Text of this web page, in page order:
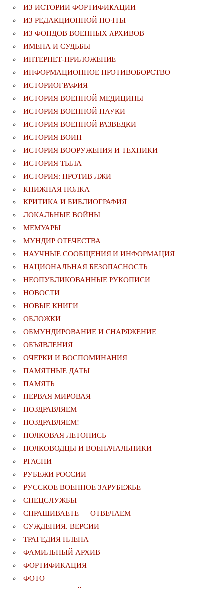
ИЗ ИСТОРИИ ФОРТИФИКАЦИИ
ИЗ РЕДАКЦИОННОЙ ПОЧТЫ
ИЗ ФОНДОВ ВОЕННЫХ АРХИВОВ
ИМЕНА И СУДЬБЫ
ИНТЕРНЕТ-ПРИЛОЖЕНИЕ
ИНФОРМАЦИОННОЕ ПРОТИВОБОРСТВО
ИСТОРИОГРАФИЯ
ИСТОРИЯ ВОЕННОЙ МЕДИЦИНЫ
ИСТОРИЯ ВОЕННОЙ НАУКИ
ИСТОРИЯ ВОЕННОЙ РАЗВЕДКИ
ИСТОРИЯ ВОИН
ИСТОРИЯ ВООРУЖЕНИЯ И ТЕХНИКИ
ИСТОРИЯ ТЫЛА
ИСТОРИЯ: ПРОТИВ ЛЖИ
КНИЖНАЯ ПОЛКА
КРИТИКА И БИБЛИОГРАФИЯ
ЛОКАЛЬНЫЕ ВОЙНЫ
МЕМУАРЫ
МУНДИР ОТЕЧЕСТВА
НАУЧНЫЕ СООБЩЕНИЯ И ИНФОРМАЦИЯ
НАЦИОНАЛЬНАЯ БЕЗОПАСНОСТЬ
НЕОПУБЛИКОВАННЫЕ РУКОПИСИ
НОВОСТИ
НОВЫЕ КНИГИ
ОБЛОЖКИ
ОБМУНДИРОВАНИЕ И СНАРЯЖЕНИЕ
ОБЪЯВЛЕНИЯ
ОЧЕРКИ И ВОСПОМИНАНИЯ
ПАМЯТНЫЕ ДАТЫ
ПАМЯТЬ
ПЕРВАЯ МИРОВАЯ
ПОЗДРАВЛЯЕМ
ПОЗДРАВЛЯЕМ!
ПОЛКОВАЯ ЛЕТОПИСЬ
ПОЛКОВОДЦЫ И ВОЕНАЧАЛЬНИКИ
РГАСПИ
РУБЕЖИ РОССИИ
РУССКОЕ ВОЕННОЕ ЗАРУБЕЖЬЕ
СПЕЦСЛУЖБЫ
СПРАШИВАЕТЕ — ОТВЕЧАЕМ
СУЖДЕНИЯ. ВЕРСИИ
ТРАГЕДИЯ ПЛЕНА
ФАМИЛЬНЫЙ АРХИВ
ФОРТИФИКАЦИЯ
ФОТО